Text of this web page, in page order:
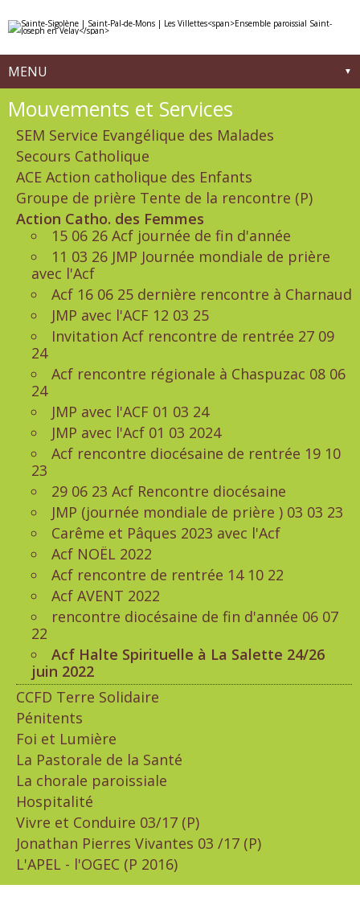
contenu.
la
MENU
Navigation
Mouvements et Services
SEM Service Evangélique des Malades
Secours Catholique
ACE Action catholique des Enfants
Groupe de prière Tente de la rencontre (P)
Action Catho. des Femmes
15 06 26 Acf journée de fin d'année
11 03 26 JMP Journée mondiale de prière
avec l'Acf
Acf 16 06 25 dernière rencontre à Charnaud
JMP avec l'ACF 12 03 25
Invitation Acf rencontre de rentrée 27 09
24
Acf rencontre régionale à Chaspuzac 08 06
24
JMP avec l'ACF 01 03 24
JMP avec l'Acf 01 03 2024
Acf rencontre diocésaine de rentrée 19 10
23
29 06 23 Acf Rencontre diocésaine
JMP (journée mondiale de prière ) 03 03 23
Carême et Pâques 2023 avec l'Acf
Acf NOËL 2022
Acf rencontre de rentrée 14 10 22
Acf AVENT 2022
rencontre diocésaine de fin d'année 06 07
22
Acf Halte Spirituelle à La Salette 24/26
juin 2022
CCFD Terre Solidaire
Pénitents
Foi et Lumière
La Pastorale de la Santé
La chorale paroissiale
Hospitalité
Vivre et Conduire 03/17 (P)
Jonathan Pierres Vivantes 03 /17 (P)
L'APEL - l'OGEC (P 2016)